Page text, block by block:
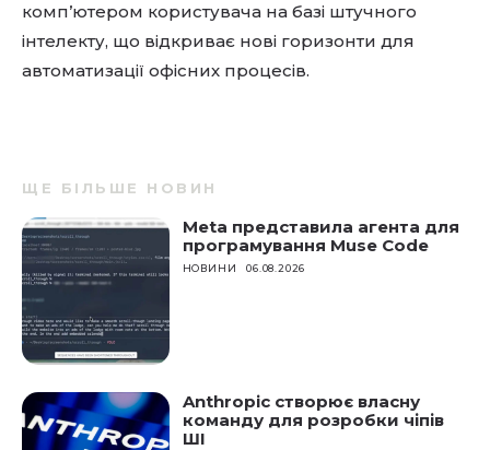
комп’ютером користувача на базі штучного
інтелекту, що відкриває нові горизонти для
автоматизації офісних процесів.
ЩЕ БІЛЬШЕ НОВИН
Meta представила агента для
програмування Muse Code
НОВИНИ 06.08.2026
Anthropic створює власну
команду для розробки чіпів
ШІ